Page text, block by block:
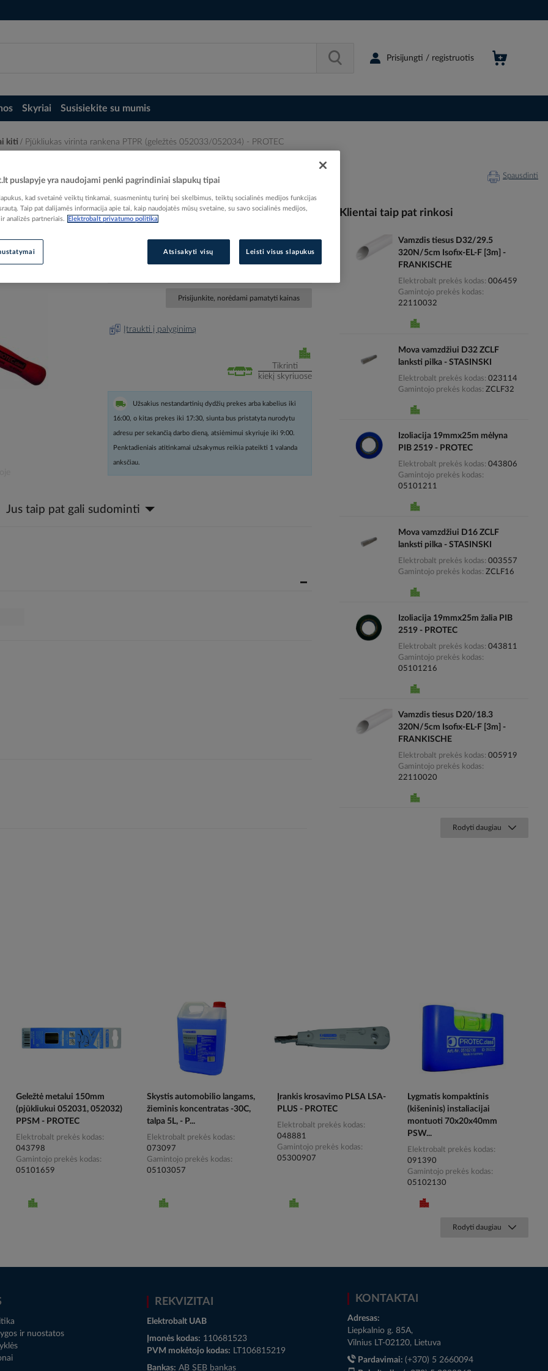
Prisijungti / registruotis
Skyriai Susisiekite su mumis
kiti Pjūkliukas virinta rankena PTPR (geležtės 052033/052034) - PROTEC
052033/052034) - PROTEC Spausdinti
4016705116584
Prisijunkite, norėdami pamatyti kainas
Įtraukti į palyginimą
Tikrinti
kiekį skyriuose
Užsakius nestandartinių dydžių prekes arba kabelius iki
16:00, o kitas prekes iki 17:30, siunta bus pristatyta nurodytu
adresu per sekančią darbo dieną, atsiėmimui skyriuje iki 9:00.
Penktadieniais atitinkamai užsakymus reikia pateikti 1 valanda
anksčiau.
Jus taip pat gali sudominti
Klientai taip pat rinkosi
Vamzdis tiesus D32/29.5
320N/5cm Isofix-EL-F [3m] -
FRANKISCHE
Elektrobalt prekės kodas 006459
Gamintojo prekės kodas
22110032
Mova vamzdžiui D32 ZCLF
lanksti pilka - STASINSKI
Elektrobalt prekės kodas 023114
Gamintojo prekės kodas ZCLF32
Izoliacija 19mmx25m mėlyna
PIB 2519 - PROTEC
Elektrobalt prekės kodas 043806
Gamintojo prekės kodas
05101211
Mova vamzdžiui D16 ZCLF
lanksti pilka - STASINSKI
Elektrobalt prekės kodas 003557
Gamintojo prekės kodas ZCLF16
Izoliacija 19mmx25m žalia PIB
2519 - PROTEC
Elektrobalt prekės kodas 043811
Gamintojo prekės kodas
05101216
Vamzdis tiesus D20/18.3
320N/5cm Isofix-EL-F [3m] -
FRANKISCHE
Elektrobalt prekės kodas 005919
Gamintojo prekės kodas
22110020
Rodyti daugiau
Geležtė metalui 150mm
(pjūkliukui 052031, 052032)
PPSM - PROTEC
Elektrobalt prekės kodas
043798
Gamintojo prekės kodas
05101659
Skystis automobilio langams,
žieminis koncentratas -30C,
talpa 5L, - P...
Elektrobalt prekės kodas
073097
Gamintojo prekės kodas
05103057
Įrankis krosavimo PLSA LSA-
PLUS - PROTEC
Elektrobalt prekės kodas
048881
Gamintojo prekės kodas
05300907
Lygmatis kompaktinis
(kišeninis) instaliacijai
montuoti 70x20x40mm
PSW...
Elektrobalt prekės kodas
091390
Gamintojo prekės kodas
05102130
Rodyti daugiau
ir nuostatos
REKVIZITAI
Elektrobalt UAB
Įmonės kodas: 110681523
PVM mokėtojo kodas: LT106815219
Bankas: AB SEB bankas
KONTAKTAI
Adresas:
Liepkalnio g. 85A,
Vilnius LT-02120, Lietuva
Pardavimai: (+370) 5 2660094
puslapyje yra naudojami penki pagrindiniai slapukų tipai
kad svetainė veiktų tinkamai, suasmenintų turinį bei skelbimus, teiktų socialinės medijos funkcijas
Taip pat dalijamės informacija apie tai, kaip naudojatės mūsų svetaine, su savo socialinės medijos,
analizės partneriais.
Elektrobalt privatumo politika
Atsisakyti visų Leisti visus slapukus